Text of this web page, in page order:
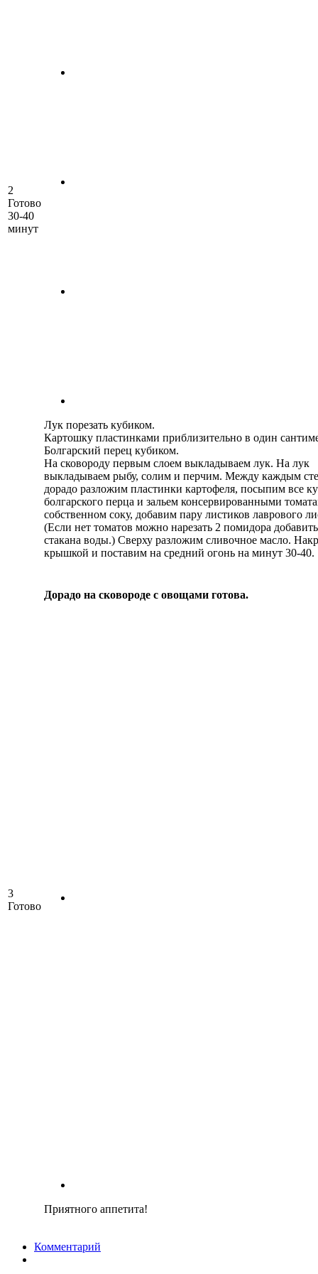
2
Готово
30-40
минут
Лук порезать кубиком.
Картошку пластинками приблизительно в один
Болгарский перец кубиком.
На сковороду первым слоем выкладываем лук. На лук
выкладываем рыбу, солим и перчим. Между каждым
дорадо разложим пластинки картофеля, посыпим все
болгарского перца и зальем консервированными
собственном соку, добавим пару листиков лаврового
(Если нет томатов можно нарезать 2 помидора
стакана воды.) Сверху разложим сливочное масло.
крышкой и поставим на средний огонь на минут 30-40.
3
Готово
Дорадо на сковороде с овощами готова.
Приятного аппетита!
Комментарий